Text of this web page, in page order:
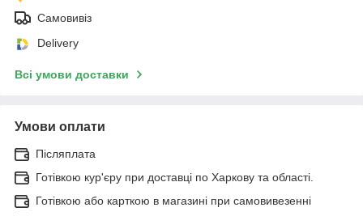
Самовивіз
Delivery
Всі умови доставки
Умови оплати
Післяплата
Готівкою кур'єру при доставці по Харкову та області.
Готівкою або карткою в магазині при самовивезенні